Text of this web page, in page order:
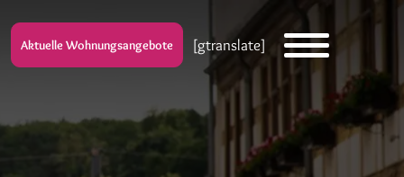
Aktuelle Wohnungsangebote [gtranslate]